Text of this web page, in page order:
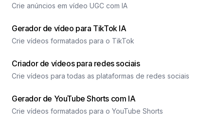
Crie anúncios em vídeo UGC com IA
Gerador de vídeo para TikTok IA
Crie vídeos formatados para o TikTok
Criador de vídeos para redes sociais
Crie vídeos para todas as plataformas de redes sociais
Gerador de YouTube Shorts com IA
Crie vídeos formatados para o YouTube Shorts